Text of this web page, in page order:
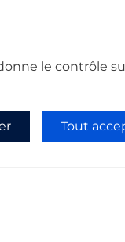
le contrôle
Tout